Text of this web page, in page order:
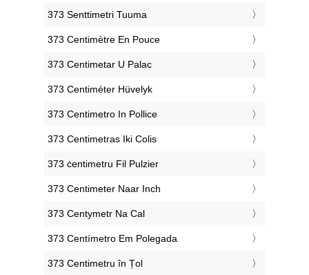
‎373 Senttimetri Tuuma
‎373 Centimètre En Pouce
‎373 Centimetar U Palac
‎373 Centiméter Hüvelyk
‎373 Centimetro In Pollice
‎373 Centimetras Iki Colis
‎373 ċentimetru Fil Pulzier
‎373 Centimeter Naar Inch
‎373 Centymetr Na Cal
‎373 Centímetro Em Polegada
‎373 Centimetru în Țol